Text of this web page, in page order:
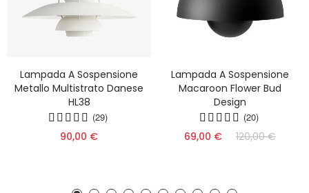
Lampada A Sospensione
Metallo Multistrato Danese
HL38
(29)
90,00 €
Lampada A Sospensione
Macaroon Flower Bud
Design
(20)
69,00 € 120,00 €